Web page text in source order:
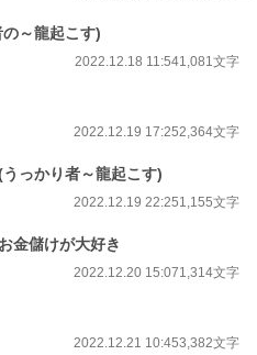
で、一旦ここに置いてます。どの話の場
～龍起こす)
2022.12.18 11:541,081文字
2022.12.19 17:252,364文字
っかり者～龍起こす)
2022.12.19 22:251,155文字
金儲けが大好き
2022.12.20 15:071,314文字
2022.12.21 10:453,382文字